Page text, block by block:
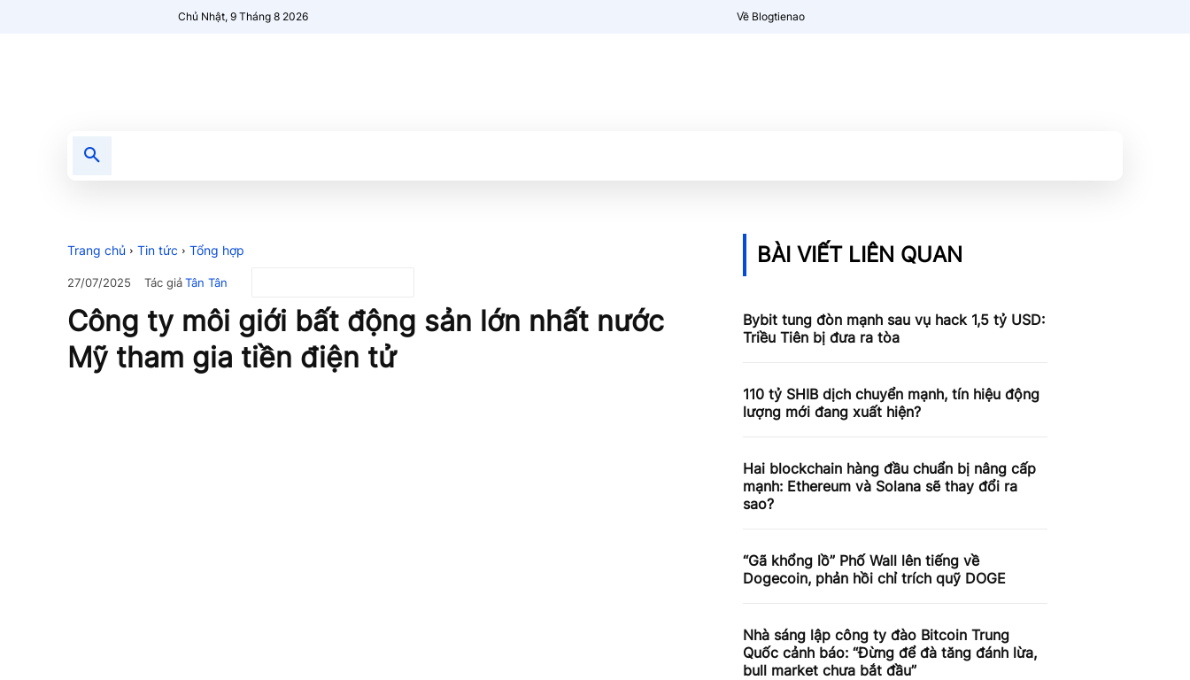
Chủ Nhật, 9 Tháng 8 2026 Về Blogtienao
Trang chủ Tin tức Tổng hợp
27/07/2025 Tác giảTân Tân
Công ty môi giới bất động sản lớn nhất nước
Mỹ tham gia tiền điện tử
BÀI VIẾT LIÊN QUAN
Bybit tung đòn mạnh sau vụ hack 1,5 tỷ USD:
Triều Tiên bị đưa ra tòa
110 tỷ SHIB dịch chuyển mạnh, tín hiệu động
lượng mới đang xuất hiện?
Hai blockchain hàng đầu chuẩn bị nâng cấp
mạnh: Ethereum và Solana sẽ thay đổi ra
sao?
“Gã khổng lồ” Phố Wall lên tiếng về
Dogecoin, phản hồi chỉ trích quỹ DOGE
Nhà sáng lập công ty đào Bitcoin Trung
Quốc cảnh báo: “Đừng để đà tăng đánh lừa,
bull market chưa bắt đầu”